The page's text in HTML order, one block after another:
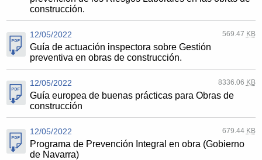
construcción.
12/05/2022 569.47 KB
Guía de actuación inspectora sobre Gestión
preventiva en obras de construcción.
12/05/2022 8336.06 KB
Guía europea de buenas prácticas para Obras de
construcción
12/05/2022 679.44 KB
Programa de Prevención Integral en obra (Gobierno
de Navarra)